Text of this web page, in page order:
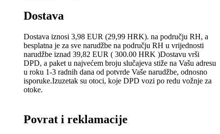
Dostava
Dostava iznosi 3,98 EUR (29,99 HRK). na području RH, a
besplatna je za sve narudžbe na području RH u vrijednosti
narudžbe iznad 39,82 EUR ( 300.00 HRK )Dostavu vrši
DPD, a paket u najvećem broju slučajeva stiže na Vašu adresu
u roku 1-3 radnih dana od potvrde Vaše narudžbe, odnosno
isporuke.Izuzetak su otoci, koje DPD vozi po redu vožnje za
otoke.
Povrat i reklamacije